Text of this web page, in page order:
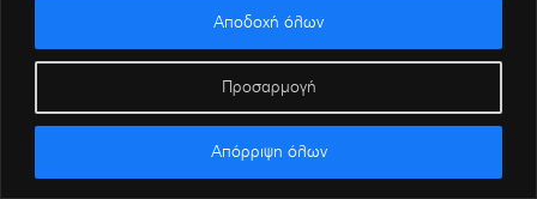
Προσαρμογή
Απόρριψη όλων
Αποδοχή όλων